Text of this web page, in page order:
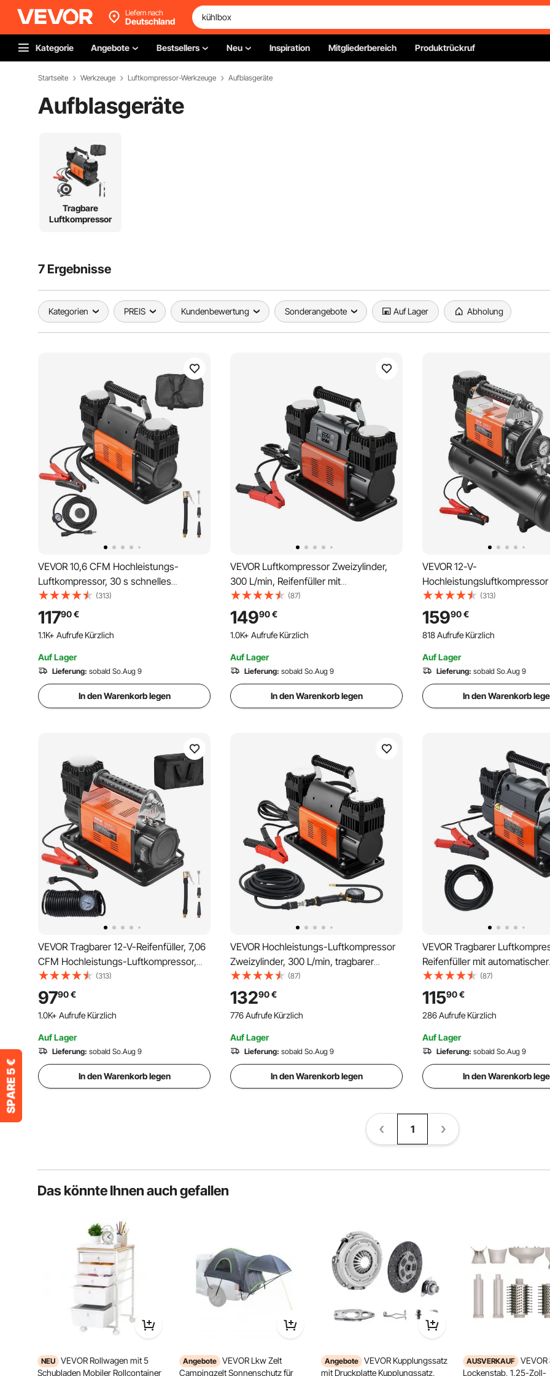
Liefern nach
Deutschland
Kategorie Angebote Bestsellers Neu Inspiration Mitgliederbereich Produktrückruf
Startseite Werkzeuge Luftkompressor-Werkzeuge Aufblasgeräte
Aufblasgeräte
Tragbare
Luftkompressoren
7 Ergebnisse
Kategorien PREIS Kundenbewertung Sonderangebote Auf Lager Abholung
VEVOR 10,6 CFM Hochleistungs-
Luftkompressor, 30 s schnelles
Aufpumpen | Tragbarer Reifenfüller mit
zwei Zylindern, 12 V 150 PSI Offroad-
Luftpumpe mit Adaptern für LKWs,
Autos, SUVs, 4 x 4-Fahrzeuge,
Wohnmobile
(313)
11790€
1.1K+ Aufrufe Kürzlich
Auf Lager
Lieferung: sobald So.Aug 9
In den Warenkorb legen
VEVOR Luftkompressor Zweizylinder,
300 L/min, Reifenfüller mit
automatischer Abschaltung, 12 V, 10,3
bar, Offroad-Luftpumpe mit LCD-
Digitalanzeige & Adaptern für LKW, PKW,
SUV, Geländewagen & RV
(87)
14990€
1.0K+ Aufrufe Kürzlich
Auf Lager
Lieferung: sobald So.Aug 9
In den Warenkorb legen
VEVOR 12-V-
Tank-Kit, tragbarer 6,35-CFM-
Reifenfüller, 150-PSI-Offroad-
Luftkompressor mit digitalem
Druckmesser, Reifenfüller für
Autos, SUVs, 4x4-Fahrzeuge,
Wohnmobile
(313)
15990€
818 Aufrufe Kürzlich
Auf Lager
Lieferung: sobald So.Aug 9
In den Warenkorb
VEVOR Tragbarer 12-V-Reifenfüller, 7,06
CFM Hochleistungs-Luftkompressor,
150 PSI Offroad-Luftpumpe mit Adaptern
für Auto, SUV, Wohnmobil, LKW –
Inklusive 6,5 Fuß Netzkabel, 26 Fuß
Luftschlauch mit Druckmesser,
Tragetasche
(313)
9790€
1.0K+ Aufrufe Kürzlich
Auf Lager
Lieferung: sobald So.Aug 9
In den Warenkorb legen
VEVOR Hochleistungs-Luftkompressor
Zweizylinder, 300 L/min, tragbarer
Reifenfüller, 12 V, 150 PSI, Offroad-
Luftpumpe mit digitalem Manometer &
Adaptern für LKW, PKW, SUV,
Geländewagen & RV
(87)
13290€
776 Aufrufe Kürzlich
Auf Lager
Lieferung: sobald So.Aug 9
In den Warenkorb legen
VEVOR Tragbarer
Reifenfüller mit automatischer
Abschaltfunktion, LCD-
202 L/min, 10,3 bar, Offroad-
mit Adaptern für LKW, PKW,
Geländewagen & RV
(87)
11590€
286 Aufrufe Kürzlich
Auf Lager
Lieferung: sobald So.Aug 9
In den Warenkorb
1
Das könnte Ihnen auch gefallen
NEU VEVOR Rollwagen mit 5
Schubladen Mobiler Rollcontainer
Angebote VEVOR Lkw Zelt
Campingzelt Sonnenschutz für
Angebote VEVOR Kupplungssatz
mit Druckplatte Kupplungssatz,
AUSVERKAUF
Lockenstab, 1,25-Zoll-